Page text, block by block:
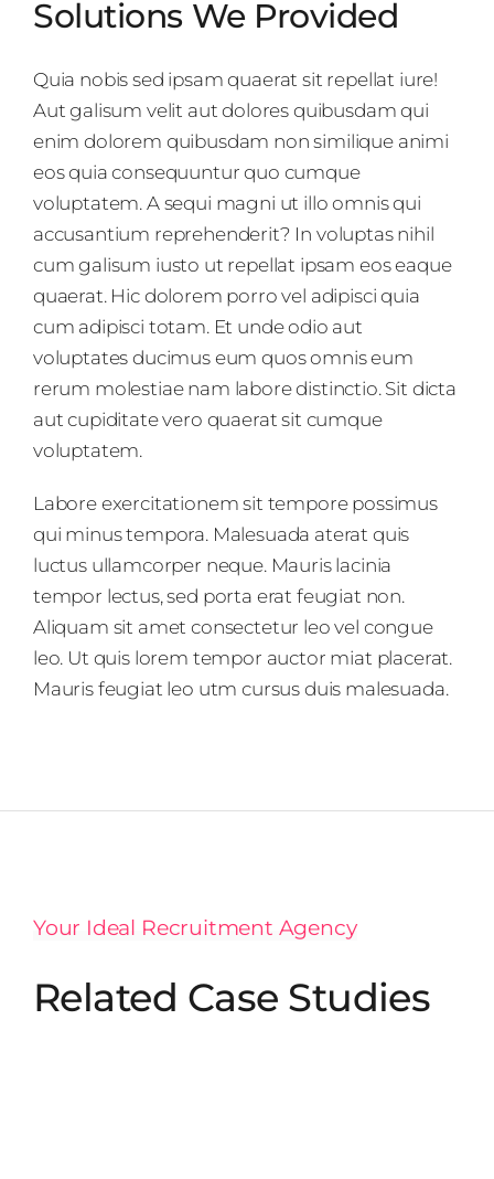
Solutions We Provided
Quia nobis sed ipsam quaerat sit repellat iure!
Aut galisum velit aut dolores quibusdam qui
enim dolorem quibusdam non similique animi
eos quia consequuntur quo cumque
voluptatem. A sequi magni ut illo omnis qui
accusantium reprehenderit? In voluptas nihil
cum galisum iusto ut repellat ipsam eos eaque
quaerat. Hic dolorem porro vel adipisci quia
cum adipisci totam. Et unde odio aut
voluptates ducimus eum quos omnis eum
rerum molestiae nam labore distinctio. Sit dicta
aut cupiditate vero quaerat sit cumque
voluptatem.
Labore exercitationem sit tempore possimus
qui minus tempora. Malesuada aterat quis
luctus ullamcorper neque. Mauris lacinia
tempor lectus, sed porta erat feugiat non.
Aliquam sit amet consectetur leo vel congue
leo. Ut quis lorem tempor auctor miat placerat.
Mauris feugiat leo utm cursus duis malesuada.
Your Ideal Recruitment Agency
Related Case Studies